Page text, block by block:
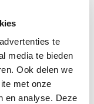
te
media te bieden
Ook delen we
met onze
en analyse. Deze